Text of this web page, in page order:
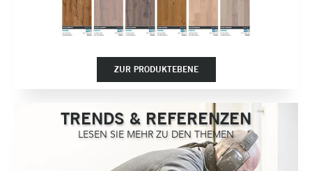
ZUR PRODUKTEBENE
LESEN SIE MEHR ZU DEN THEMEN
TRENDS & REFERENZEN